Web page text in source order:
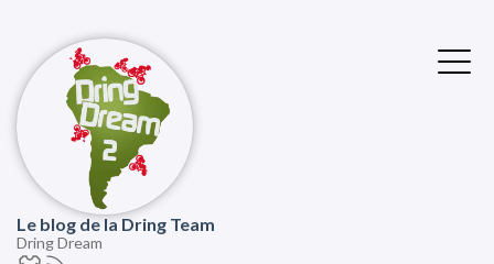
Le blog de la Dring Team
Dring Dream